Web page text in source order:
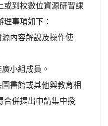
或到校數位資源研習課
事項如下：
內容解說及操作使
小組成員。
書館或其他與教育相
合併提出申請集中授